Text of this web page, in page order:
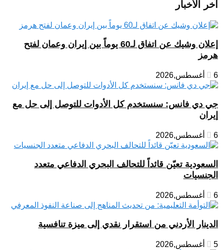
آخر الأخبار
إعلان وشيك عن اتفاق لـ60 يوماً بين إيران وعمان لفتح
هرمز
6 أغسطس,2026
جي دي فانس: سنستخدم كل الأدوات للتوصل إلى حل مع
إيران
6 أغسطس,2026
السعودية تعيّن قائداً للتحالف البحري الدفاعي متعدد
الجنسيات
6 أغسطس,2026
الدينار الأردني من استقرار نقدي إلى ميزة تنافسية
5 أغسطس,2026